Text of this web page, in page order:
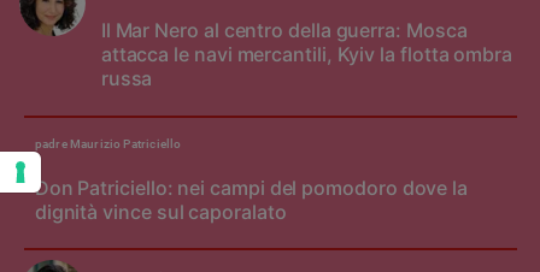
Il Mar Nero al centro della guerra: Mosca
attacca le navi mercantili, Kyiv la flotta ombra
russa
Don Patriciello: nei campi del pomodoro dove la
dignità vince sul caporalato
padre Maurizio Patriciello